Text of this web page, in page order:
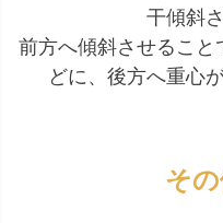
干傾斜
前方へ傾斜させるこ
どに、後方へ重心
そ